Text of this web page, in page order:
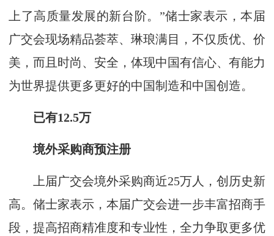
上了高质量发展的新台阶。”储士家表示，本届
广交会现场精品荟萃、琳琅满目，不仅质优、价
美，而且时尚、安全，体现中国有信心、有能力
为世界提供更多更好的中国制造和中国创造。
已有12.5万
境外采购商预注册
上届广交会境外采购商近25万人，创历史新
高。储士家表示，本届广交会进一步丰富招商手
段，提高招商精准度和专业性，全力争取更多优